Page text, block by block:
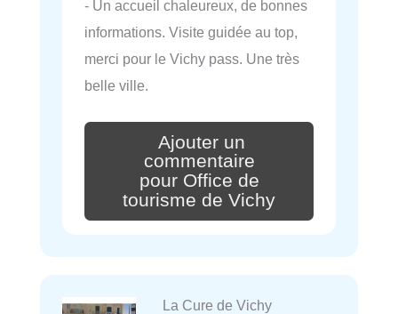
- Un accueil chaleureux, de bonnes
informations. Visite guidée au top,
merci pour le Vichy pass. Une très
belle ville.
Ajouter un
commentaire
pour Office de
tourisme de Vichy
La Cure de Vichy